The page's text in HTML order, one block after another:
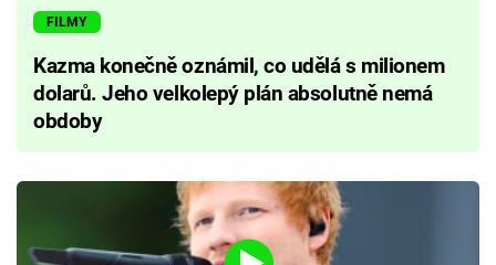
FILMY
Kazma konečně oznámil, co udělá s milionem
dolarů. Jeho velkolepý plán absolutně nemá
obdoby